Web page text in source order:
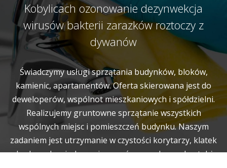
Kobylicach ozonowanie dezynwekcja
wirusów bakterii zarazków roztoczy z
dywanów
Świadczymy usługi sprzątania budynków, bloków,
kamienic, apartamentów. Oferta skierowana jest do
deweloperów, wspólnot mieszkaniowych i spółdzielni.
Realizujemy gruntowne sprzątanie wszystkich
wspólnych miejsc i pomieszczeń budynku. Naszym
zadaniem jest utrzymanie w czystości korytarzy, klatek
schodowych, wind, pomieszczeń gospodarczych a także